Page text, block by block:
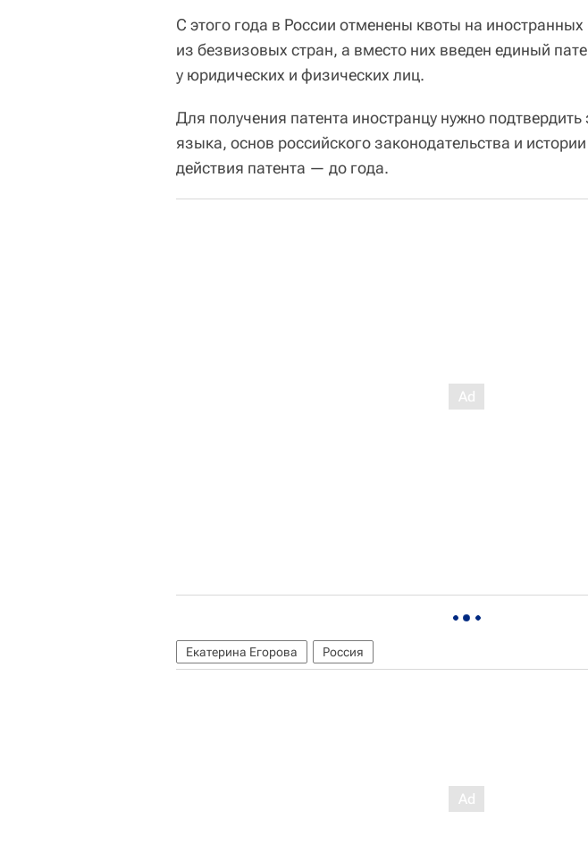
С этого года в России отменены квоты на иностранных
из безвизовых стран, а вместо них введен единый
у юридических и физических лиц.
Для получения патента иностранцу нужно подтвердить
языка, основ российского законодательства и
действия патента — до года.
Екатерина Егорова Россия